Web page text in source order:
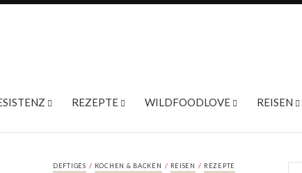
REZEPTE WILDFOODLOVE REISEN
DEFTIGES / KOCHEN & BACKEN / REISEN / REZEPTE